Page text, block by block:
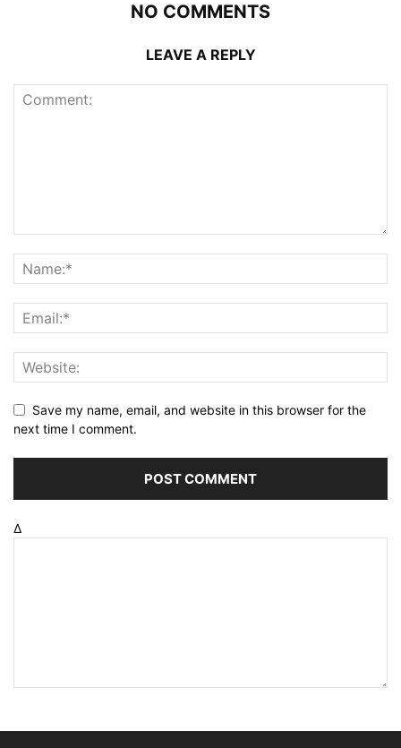
NO COMMENTS
LEAVE A REPLY
Save my name, email, and website in this browser for the
next time I comment.
Δ